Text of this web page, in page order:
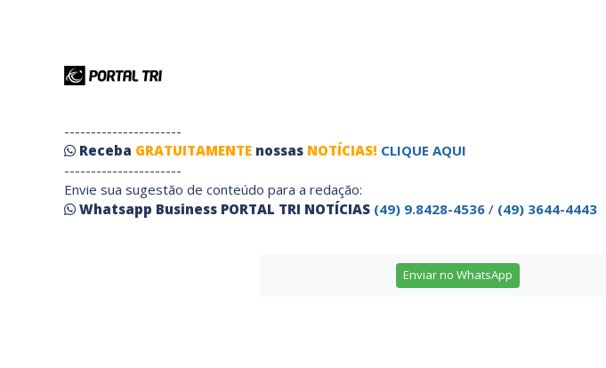
----------------------
Receba GRATUITAMENTE nossas NOTÍCIAS! CLIQUE AQUI
----------------------
Envie sua sugestão de conteúdo para a redação:
Whatsapp Business PORTAL TRI NOTÍCIAS (49) 9.8428-4536 / (49) 3644-4443
Enviar no WhatsApp